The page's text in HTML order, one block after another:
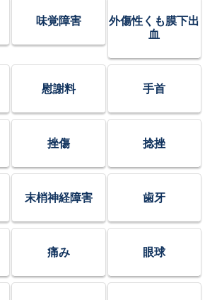
味覚障害
外傷性くも膜下出
血
慰謝料 手首
挫傷 捻挫
末梢神経障害 歯牙
痛み 眼球